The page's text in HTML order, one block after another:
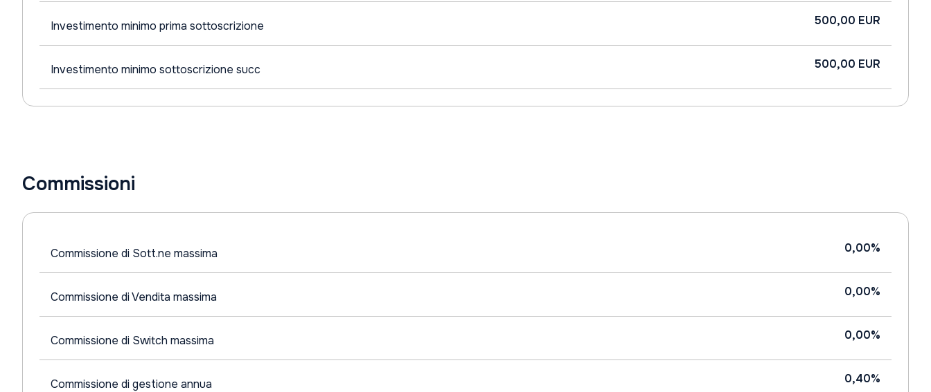
Investimento minimo prima sottoscrizione 500,00 EUR
Investimento minimo sottoscrizione succ 500,00 EUR
Commissioni
Commissione di Sott.ne massima 0,00%
Commissione di Vendita massima 0,00%
Commissione di Switch massima 0,00%
Commissione di gestione annua 0,40%